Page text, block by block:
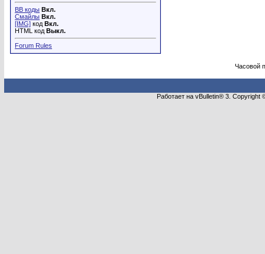
BB коды Вкл.
Смайлы Вкл.
[IMG] код Вкл.
HTML код Выкл.
Forum Rules
Часовой
Работает на vBulletin® 3.